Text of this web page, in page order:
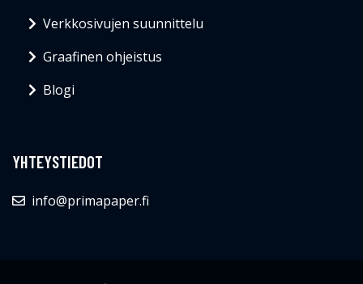
Verkkosivujen suunnittelu
Graafinen ohjeistus
Blogi
YHTEYSTIEDOT
info@primapaper.fi